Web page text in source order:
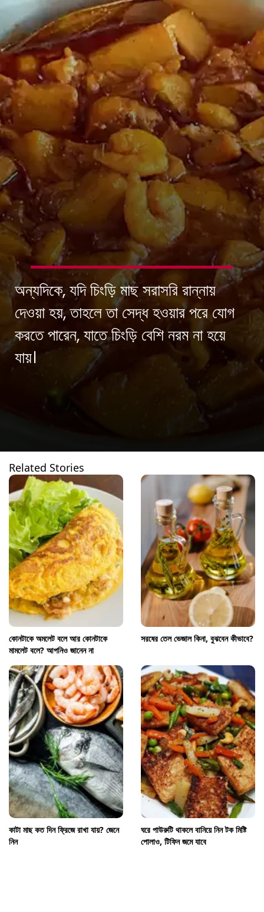
অন্যদিকে, যদি চিংড়ি মাছ সরাসরি রান্নায়
দেওয়া হয়, তাহলে তা সেদ্ধ হওয়ার পরে যোগ
করতে পারেন, যাতে চিংড়ি বেশি নরম না হয়ে
যায়।
Related Stories
কোনটাকে অমলেট বলে আর কোনটাকে
মামলেট বলে? আপনিও জানেন না
সরষের তেল ভেজাল কিনা, বুঝবেন কীভাবে?
কাটা মাছ কত দিন ফ্রিজে রাখা যায়? জেনে
নিন
ঘরে পাউরুটি থাকলে বানিয়ে নিন টক মিষ্টি
পোলাও, টিফিন জমে যাবে